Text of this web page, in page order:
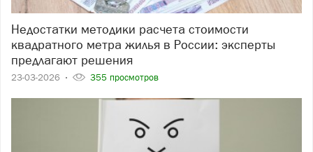
Недостатки методики расчета стоимости
квадратного метра жилья в России: эксперты
предлагают решения
23-03-2026 355 просмотров